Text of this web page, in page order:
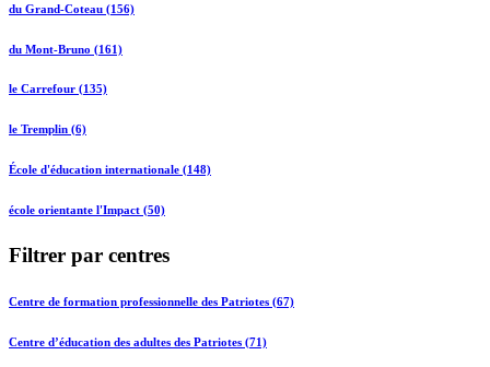
du Grand-Coteau (156)
du Mont-Bruno (161)
le Carrefour (135)
le Tremplin (6)
École d'éducation internationale (148)
école orientante l'Impact (50)
Filtrer par centres
Centre de formation professionnelle des Patriotes (67)
Centre d’éducation des adultes des Patriotes (71)